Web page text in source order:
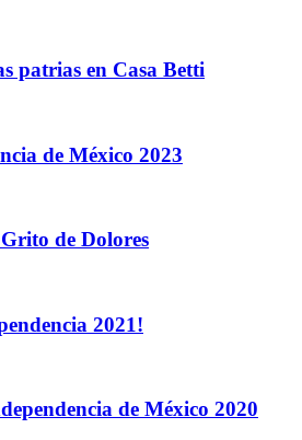
patrias en Casa Betti
de México 2023
de Dolores
2021!
de México 2020